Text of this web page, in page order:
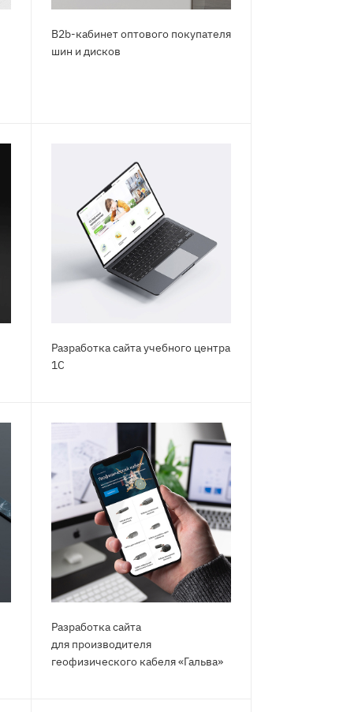
B2b-кабинет оптового покупателя
шин и дисков
Разработка сайта учебного центра
1С
Разработка сайта
для производителя
геофизического кабеля «Гальва»